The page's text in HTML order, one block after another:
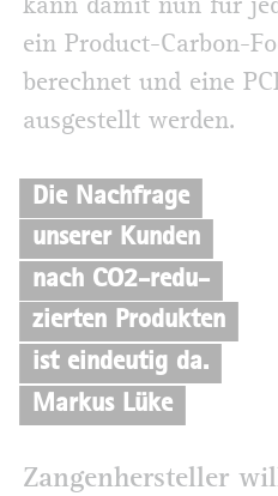
kann damit nun für
ein Product-Carbon-
berechnet und eine
ausgestellt werden.
Die Nachfrage
unserer Kunden
nach CO2-redu-
zierten Produkten
ist eindeutig da.
Markus Lüke
Zangenhersteller